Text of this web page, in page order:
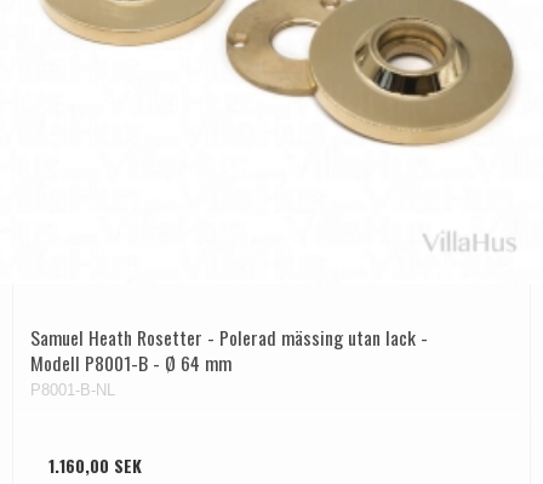
Samuel Heath Rosetter - Polerad mässing utan lack -
Modell P8001-B - Ø 64 mm
P8001-B-NL
1.160,00 SEK